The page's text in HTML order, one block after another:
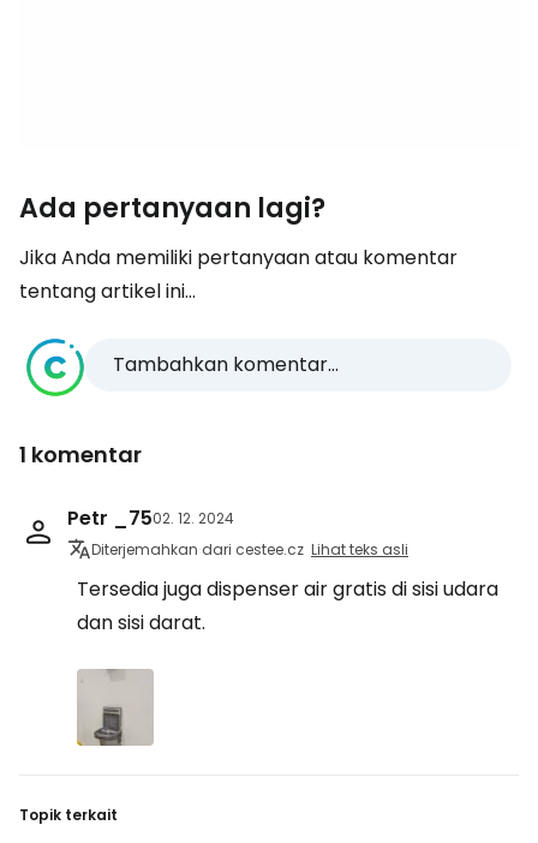
Ada pertanyaan lagi?
Jika Anda memiliki pertanyaan atau komentar
tentang artikel ini...
Tambahkan komentar...
1 komentar
Petr _7502. 12. 2024
Diterjemahkan dari cestee.cz Lihat teks asli
Tersedia juga dispenser air gratis di sisi udara
dan sisi darat.
Topik terkait